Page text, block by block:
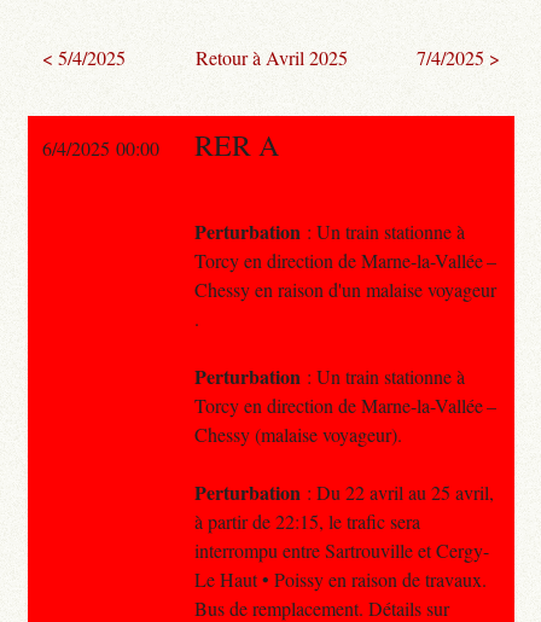
< 5/4/2025 Retour à Avril 2025 7/4/2025 >
6/4/2025 00:00 RER A
Perturbation : Un train stationne à
Torcy en direction de Marne-la-Vallée –
Chessy en raison d'un malaise voyageur
.
Perturbation : Un train stationne à
Torcy en direction de Marne-la-Vallée –
Chessy (malaise voyageur).
Perturbation : Du 22 avril au 25 avril,
à partir de 22:15, le trafic sera
interrompu entre Sartrouville et Cergy-
Le Haut • Poissy en raison de travaux.
Bus de remplacement. Détails sur